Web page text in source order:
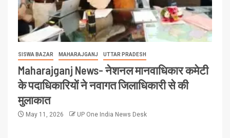
SISWA BAZAR MAHARAJGANJ UTTAR PRADESH
Maharajganj News- नेशनल मानवाधिकार कमेटी
के पदाधिकारियों ने नवागत जिलाधिकारी से की
मुलाकात
May 11, 2026 UP One India News Desk